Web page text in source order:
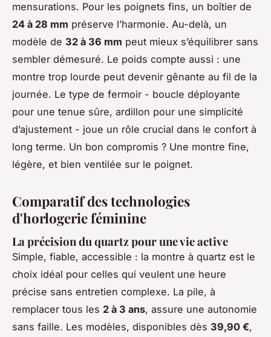
mensurations. Pour les poignets fins, un boîtier de
24 à 28 mm préserve l’harmonie. Au-delà, un
modèle de 32 à 36 mm peut mieux s’équilibrer sans
sembler démesuré. Le poids compte aussi : une
montre trop lourde peut devenir gênante au fil de la
journée. Le type de fermoir - boucle déployante
pour une tenue sûre, ardillon pour une simplicité
d’ajustement - joue un rôle crucial dans le confort à
long terme. Un bon compromis ? Une montre fine,
légère, et bien ventilée sur le poignet.
Comparatif des technologies
d'horlogerie féminine
La précision du quartz pour une vie active
Simple, fiable, accessible : la montre à quartz est le
choix idéal pour celles qui veulent une heure
précise sans entretien complexe. La pile, à
remplacer tous les 2 à 3 ans, assure une autonomie
sans faille. Les modèles, disponibles dès 39,90 €,